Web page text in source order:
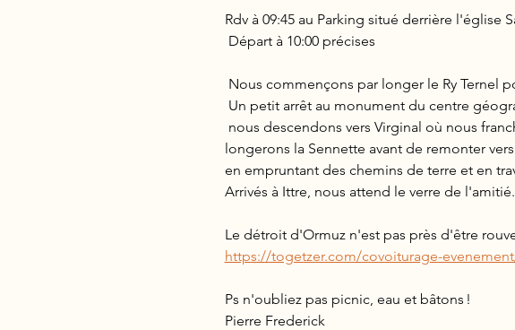
Rdv à 09:45 au Parking situé derrière l'église
Départ à 10:00 précises
Nous commençons par longer le Ry Ternel
Un petit arrêt au monument du centre
longerons la Sennette avant de remonter
en empruntant des chemins de terre et en
Arrivés à Ittre, nous attend le verre de l'amitié.
Le détroit d'Ormuz n'est pas près d'être
https://togetzer.com/covoiturage-
Ps n'oubliez pas picnic, eau et bâtons !
Pierre Frederick